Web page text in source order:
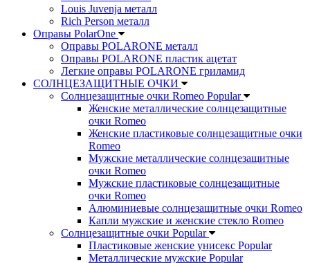
Louis Juvenja металл
Rich Person металл
Оправы PolarOne
Оправы POLARONE металл
Оправы POLARONE пластик ацетат
Легкие оправы POLARONE гриламид
СОЛНЦЕЗАЩИТНЫЕ ОЧКИ
Солнцезащитные очки Romeo Popular
Женские металлические солнцезащитные
очки Romeo
Женские пластиковые солнцезащитные очки
Romeo
Мужские металлические солнцезащитные
очки Romeo
Мужские пластиковые солнцезащитные
очки Romeo
Алюминиевые солнцезащитные очки Romeo
Капли мужские и женские стекло Romeo
Солнцезащитные очки Popular
Пластиковые женские унисекс Popular
Металлические мужские Popular